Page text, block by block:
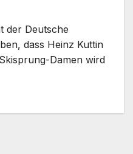
der Deutsche
dass Heinz Kuttin
Damen wird